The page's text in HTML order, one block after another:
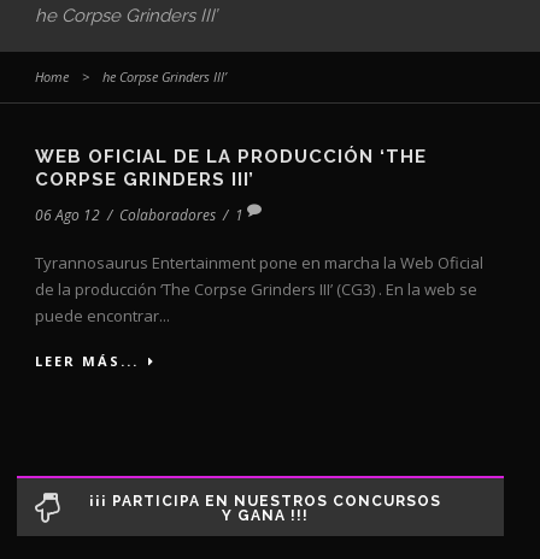
he Corpse Grinders III’
Home > he Corpse Grinders III’
WEB OFICIAL DE LA PRODUCCIÓN ‘THE
CORPSE GRINDERS III’
06 Ago 12 / Colaboradores / 1
Tyrannosaurus Entertainment pone en marcha la Web Oficial
de la producción ‘The Corpse Grinders III’ (CG3) . En la web se
puede encontrar...
LEER MÁS...
¡¡¡ PARTICIPA EN NUESTROS CONCURSOS
Y GANA !!!